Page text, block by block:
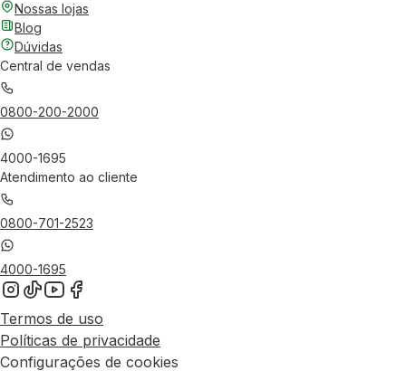
Nossas lojas
Blog
Dúvidas
Central de vendas
0800-200-2000
4000-1695
Atendimento ao cliente
0800-701-2523
4000-1695
Termos de uso
Políticas de privacidade
Configurações de cookies